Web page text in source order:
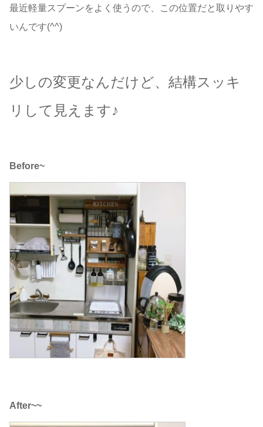
最近軽量スプーンをよく使うので、この位置だと取りやす
いんです(^^)
少しの変更なんだけど、結構スッキ
リして見えます♪
Before~
After~~